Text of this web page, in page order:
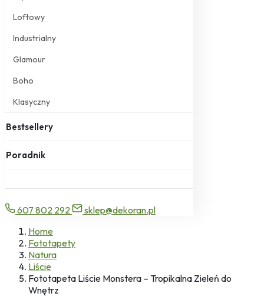
Loftowy
Industrialny
Glamour
Boho
Klasyczny
Bestsellery
Poradnik
607 802 292
sklep@dekoran.pl
Home
Fototapety
Natura
Liście
Fototapeta Liście Monstera – Tropikalna Zieleń do
Wnętrz